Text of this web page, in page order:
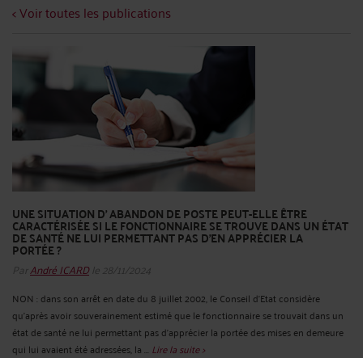
< Voir toutes les publications
UNE SITUATION D' ABANDON DE POSTE PEUT-ELLE ÊTRE
CARACTÉRISÉE SI LE FONCTIONNAIRE SE TROUVE DANS UN ÉTAT
DE SANTÉ NE LUI PERMETTANT PAS D'EN APPRÉCIER LA
PORTÉE ?
ParAndré ICARDle 28/11/2024
NON : dans son arrêt en date du 8 juillet 2002, le Conseil d’Etat considère
qu’après avoir souverainement estimé que le fonctionnaire se trouvait dans un
état de santé ne lui permettant pas d'apprécier la portée des mises en demeure
qui lui avaient été adressées, la ... Lire la suite >